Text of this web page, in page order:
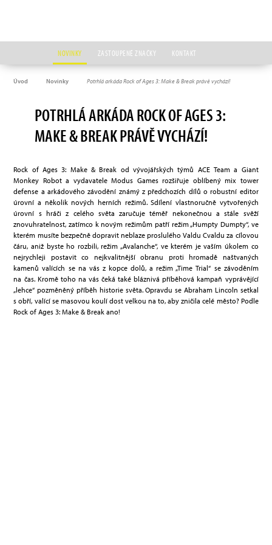
NOVINKY ZASTOUPENÉ ZNAČKY KONTAKT
Úvod Novinky Potrhlá arkáda Rock of Ages 3: Make & Break právě vychází!
POTRHLÁ ARKÁDA ROCK OF AGES 3:
MAKE & BREAK PRÁVĚ VYCHÁZÍ!
Rock of Ages 3: Make & Break od vývojářských týmů ACE Team a Giant
Monkey Robot a vydavatele Modus Games rozšiřuje oblíbený mix tower
defense a arkádového závodění známý z předchozích dílů o robustní editor
úrovní a několik nových herních režimů. Sdílení vlastnoručně vytvořených
úrovní s hráči z celého světa zaručuje téměř nekonečnou a stále svěží
znovuhratelnost, zatímco k novým režimům patří režim „Humpty Dumpty“, ve
kterém musíte bezpečně dopravit neblaze proslulého Valdu Cvaldu za cílovou
čáru, aniž byste ho rozbili, režim „Avalanche“, ve kterém je vaším úkolem co
nejrychleji postavit co nejkvalitnější obranu proti hromadě naštvaných
kamenů valících se na vás z kopce dolů, a režim „Time Trial“ se závoděním
na čas. Kromě toho na vás čeká také bláznivá příběhová kampaň vyprávějící
„lehce“ pozměněný příběh historie světa. Opravdu se Abraham Lincoln setkal
s obří, valící se masovou koulí dost velkou na to, aby zničila celé město? Podle
Rock of Ages 3: Make & Break ano!